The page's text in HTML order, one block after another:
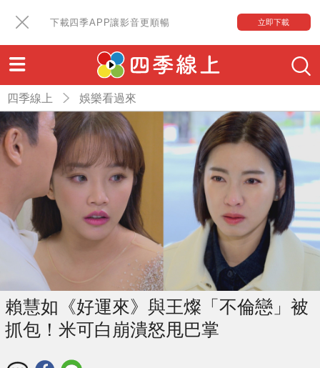
下載四季APP讓影音更順暢 立即下載
四季線上 娛樂看過來
賴慧如《好運來》與王燦「不倫戀」被
抓包！米可白崩潰怒甩巴掌